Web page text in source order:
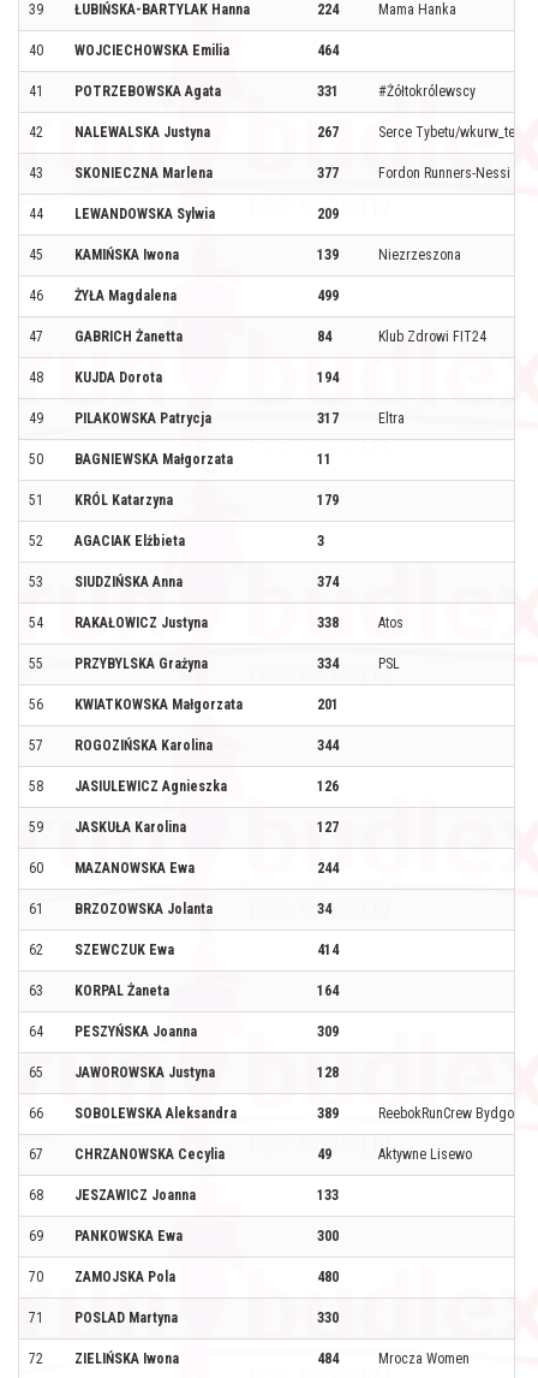
39 ŁUBIŃSKA-BARTYLAK Hanna 224 Mama Hanka
40 WOJCIECHOWSKA Emilia 464
41 POTRZEBOWSKA Agata 331 #Żółtokrólewscy
42 NALEWALSKA Justyna 267 Serce Tybetu/wkurw_team
43 SKONIECZNA Marlena 377 Fordon Runners-Nessi
44 LEWANDOWSKA Sylwia 209
45 KAMIŃSKA Iwona 139 Niezrzeszona
46 ŻYŁA Magdalena 499
47 GABRICH Żanetta 84 Klub Zdrowi FIT24
48 KUJDA Dorota 194
49 PILAKOWSKA Patrycja 317 Eltra
50 BAGNIEWSKA Małgorzata 11
51 KRÓL Katarzyna 179
52 AGACIAK Elżbieta 3
53 SIUDZIŃSKA Anna 374
54 RAKAŁOWICZ Justyna 338 Atos
55 PRZYBYLSKA Grażyna 334 PSL
56 KWIATKOWSKA Małgorzata 201
57 ROGOZIŃSKA Karolina 344
58 JASIULEWICZ Agnieszka 126
59 JASKUŁA Karolina 127
60 MAZANOWSKA Ewa 244
61 BRZOZOWSKA Jolanta 34
62 SZEWCZUK Ewa 414
63 KORPAL Żaneta 164
64 PESZYŃSKA Joanna 309
65 JAWOROWSKA Justyna 128
66 SOBOLEWSKA Aleksandra 389 ReebokRunCrew
67 CHRZANOWSKA Cecylia 49 Aktywne Lisewo
68 JESZAWICZ Joanna 133
69 PANKOWSKA Ewa 300
70 ZAMOJSKA Pola 480
71 POSLAD Martyna 330
72 ZIELIŃSKA Iwona 484 Mrocza Women